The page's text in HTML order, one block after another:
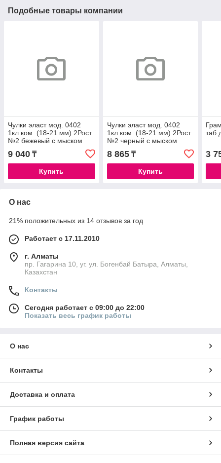
Подобные товары компании
Чулки эласт мод. 0402
1кл.ком. (18-21 мм) 2Рост
№2 бежевый с мыском
9 040 ₸
Купить
Чулки эласт мод. 0402
1кл.ком. (18-21 мм) 2Рост
№2 черный с мыском
8 865₸
Купить
3
О нас
21% положительных из 14 отзывов за год
Работает с 17.11.2010
г. Алматы
пр. Гагарина 10, уг. ул. Богенбай Батыра, Алматы,
Казахстан
Контакты
Сегодня работает с 09:00 до 22:00
Показать весь график работы
О нас
Контакты
Доставка и оплата
График работы
Полная версия сайта